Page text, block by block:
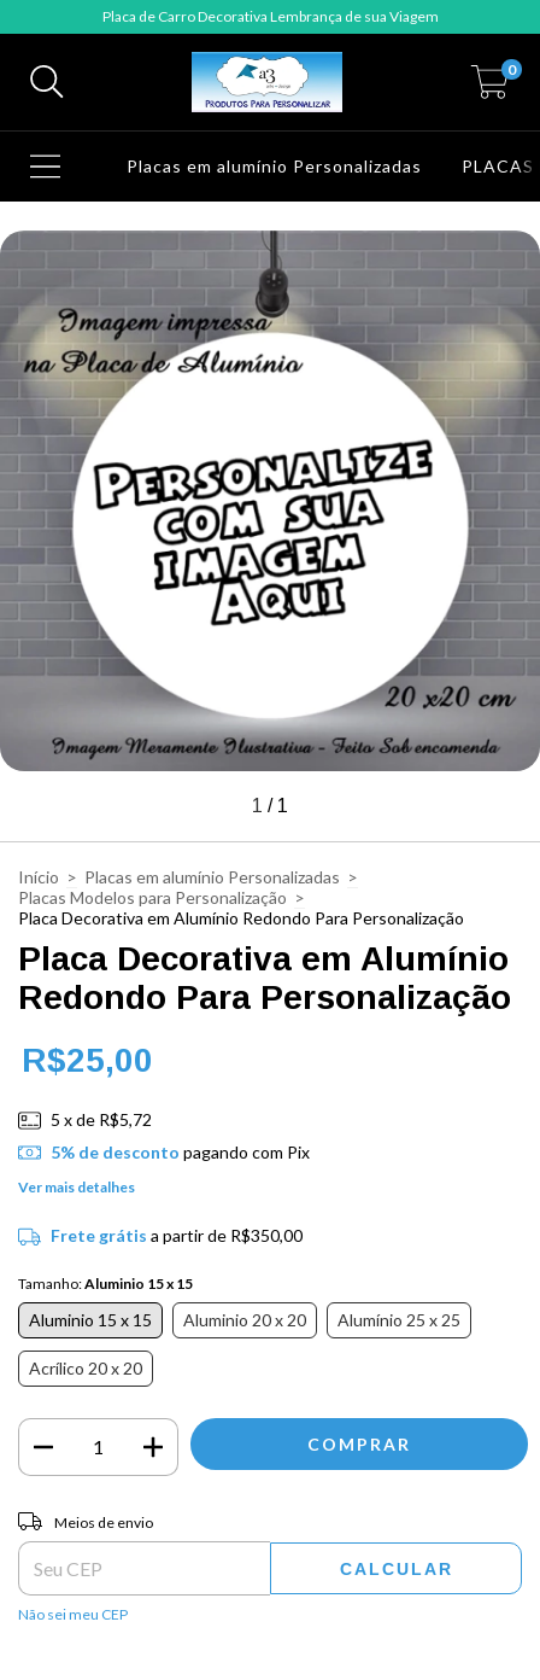
Placa de Carro Decorativa Lembrança de sua Viagem
0
Placas em alumínio Personalizadas PLACAS
1 / 1
Início > Placas em alumínio Personalizadas >
Placas Modelos para Personalização >
Placa Decorativa em Alumínio Redondo Para Personalização
Placa Decorativa em Alumínio
Redondo Para Personalização
R$25,00
5 x de R$5,72
5% de desconto pagando com Pix
Ver mais detalhes
Frete grátis a partir de R$350,00
Tamanho:Aluminio 15 x 15
Aluminio 15 x 15 Aluminio 20 x 20 Alumínio 25 x 25
Acrílico 20 x 20
Entregas para o CEP:
Meios de envio
CALCULAR
Não sei meu CEP